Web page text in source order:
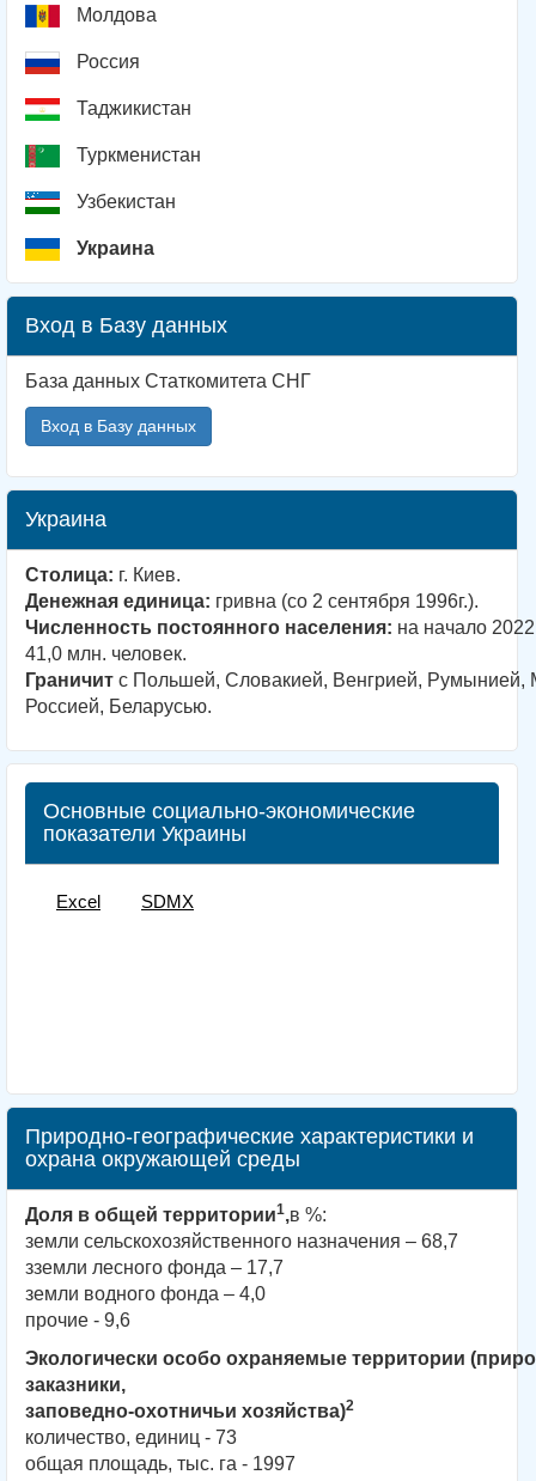
Молдова
Россия
Таджикистан
Туркменистан
Узбекистан
Украина
Вход в Базу данных
База данных Статкомитета СНГ
Вход в Базу данных
Украина
Столица: г. Киев.
Денежная единица: гривна (со 2 сентября 1996г.).
Численность постоянного населения: на начало
41,0 млн. человек.
Граничит с Польшей, Словакией, Венгрией, Румынией,
Россией, Беларусью.
Основные социально-экономические
показатели Украины
Природно-географические характеристики и
охрана окружающей среды
Доля в общей территории1,в %:
земли сельскохозяйственного назначения – 68,7
зземли лесного фонда – 17,7
земли водного фонда – 4,0
прочие - 9,6
Экологически особо охраняемые территории
заказники,
заповедно-охотничьи хозяйства)2
количество, единиц - 73
общая площадь, тыс. га - 1997